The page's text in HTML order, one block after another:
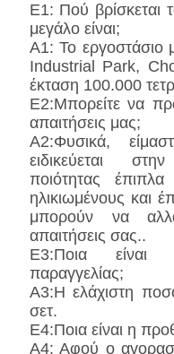
Ε1: Πού βρίσκεται
μεγάλο είναι;
Α1: Το εργοστάσιο
Industrial Park,
έκταση 100.000
Ε2:Μπορείτε να
απαιτήσεις μας;
Α2:Φυσικά,
ειδικεύεται
ποιότητας
ηλικιωμένους και
μπορούν να
απαιτήσεις σας..
Ε3:Ποια είναι
παραγγελίας;
Α3:Η ελάχιστη
σετ.
Ε4:Ποια είναι η
Α4: Αφού ο